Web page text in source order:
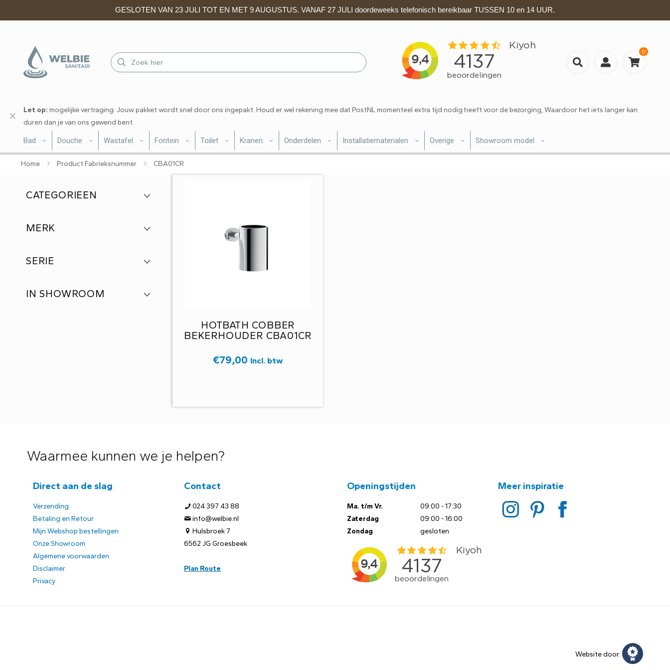
GESLOTEN VAN 23 JULI TOT EN MET 9 AUGUSTUS. VANAF 27 JULI doordeweeks telefonisch bereikbaar TUSSEN 10 en 14 UUR.
0
Let op: mogelijke vertraging: Jouw pakket wordt snel door ons ingepakt. Houd er wel rekening mee dat PostNL momenteel extra tijd nodig heeft voor de bezorging, Waardoor het iets langer kan
duren dan je van ons gewend bent.
✕
Bad Douche Wastafel Fontein Toilet Kranen Onderdelen Installatiematerialen Overige Showroom model
Home Product Fabrieksnummer CBA01CR
HOTBATH COBBER
BEKERHOUDER CBA01CR
€79,00 Incl. btw
CATEGORIEEN
MERK
SERIE
IN SHOWROOM
Waarmee kunnen we je helpen?
Direct aan de slag
Verzending
Betaling en Retour
Mijn Webshop bestellingen
Onze Showroom
Algemene voorwaarden
Disclaimer
Privacy
Contact
024 397 43 88
info@welbie.nl
Hulsbroek 7
6562 JG Groesbeek
Plan Route
Openingstijden
Ma. t/m Vr.
Zaterdag
Zondag
09:00 - 17:30
09:00 - 16:00
gesloten
Meer inspiratie
Website door: